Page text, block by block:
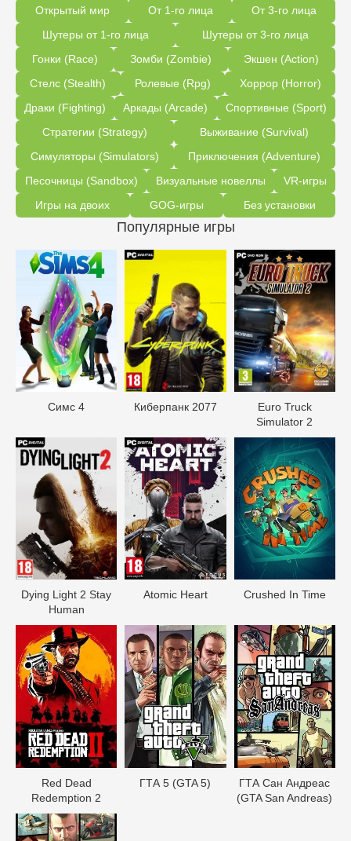
Открытый мир
От 1-го лица
От 3-го лица
Шутеры от 1-го лица
Шутеры от 3-го лица
Гонки (Race)
Зомби (Zombie)
Экшен (Action)
Стелс (Stealth)
Ролевые (Rpg)
Хоррор (Horror)
Драки (Fighting)
Аркады (Arcade)
Спортивные (Sport)
Стратегии (Strategy)
Выживание (Survival)
Симуляторы (Simulators)
Приключения (Adventure)
Песочницы (Sandbox)
Визуальные новеллы
VR-игры
Игры на двоих
GOG-игры Без установки
Популярные игры
Симс 4 Киберпанк 2077
Euro Truck
Simulator 2
Dying Light 2 Stay
Human
Atomic Heart Crushed In Time
Red Dead
Redеmption 2
ГТА 5 (GTA 5)
ГТА Сан Андреас
(GTA San Andreas)